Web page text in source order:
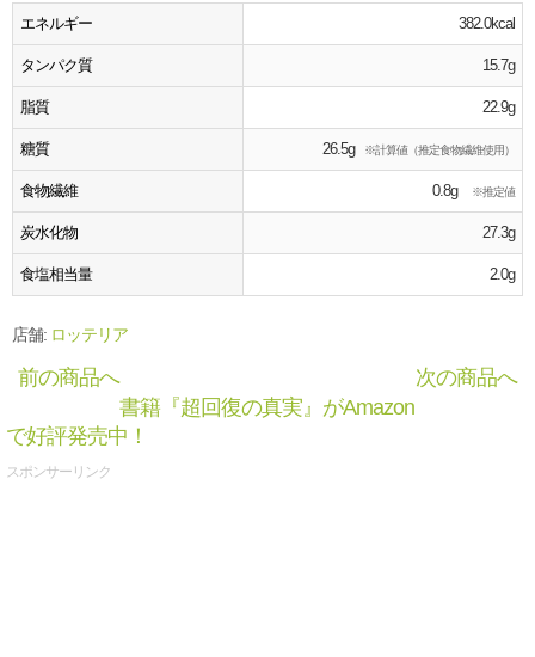
エネルギー 382.0kcal
タンパク質 15.7g
脂質 22.9g
糖質 26.5g ※計算値（推定食物繊維使用）
食物繊維 0.8g ※推定値
炭水化物 27.3g
食塩相当量 2.0g
店舗: ロッテリア
前の商品へ
次の商品へ
書籍『超回復の真実』がAmazon
で好評発売中！
スポンサーリンク